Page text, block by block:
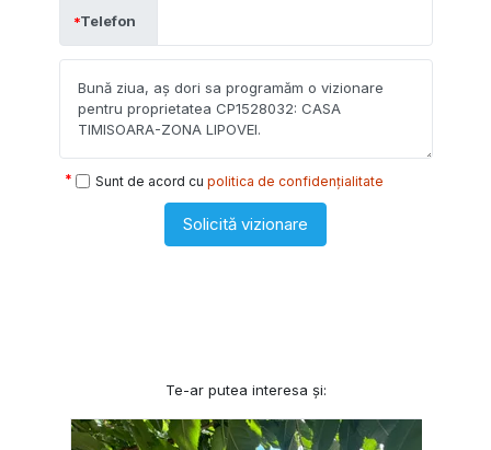
Telefon
Sunt de acord cu politica de confidențialitate
Solicită vizionare
Te-ar putea interesa și: